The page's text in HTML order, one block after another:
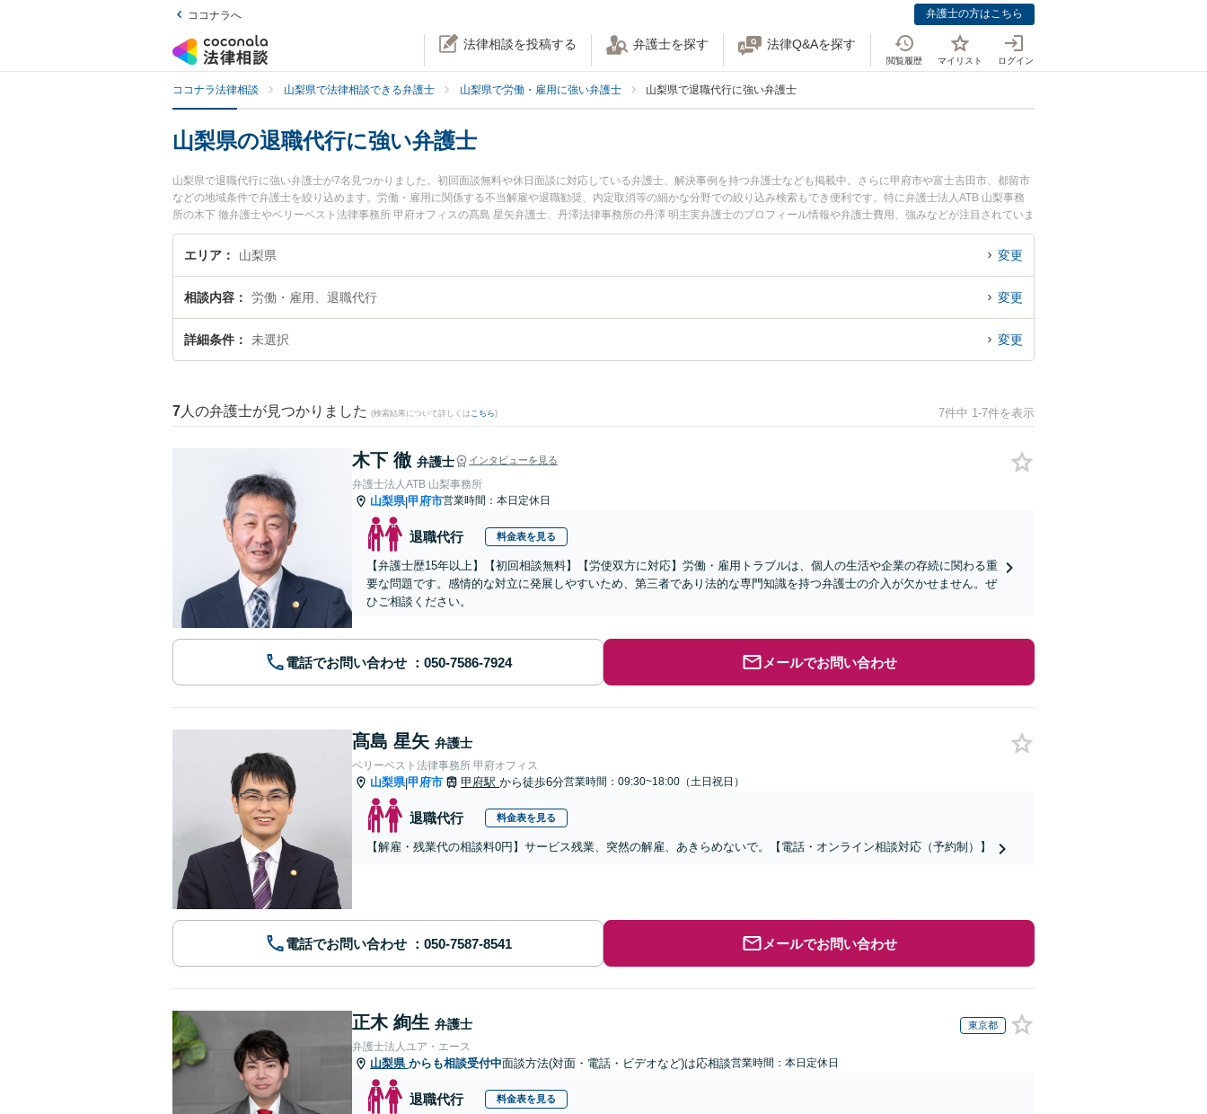
ココナラへ 弁護士の方はこちら
法律相談を投稿する 弁護士を探す 法律Q&Aを探す
閲覧履歴 マイリスト ログイン
ココナラ法律相談 山梨県で法律相談できる弁護士 山梨県で労働・雇用に強い弁護士 山梨県で退職代行に強い弁護士
山梨県の退職代行に強い弁護士
山梨県で退職代行に強い弁護士が7名見つかりました。初回面談無料や休日面談に対応している弁護士、解決事例を持つ弁護士なども掲載中。さらに甲府市や富士吉田市、都留市
などの地域条件で弁護士を絞り込めます。労働・雇用に関係する不当解雇や退職勧奨、内定取消等の細かな分野での絞り込み検索もでき便利です。特に弁護士法人ATB 山梨事務
所の木下 徹弁護士やベリーベスト法律事務所 甲府オフィスの髙島 星矢弁護士、丹澤法律事務所の丹澤 明主実弁護士のプロフィール情報や弁護士費用、強みなどが注目されていま
す。『山梨県で土日や夜間に発生した退職代行のトラブルを今すぐに弁護士に相談したい』『退職代行のトラブル解決の実績豊富な近くの弁護士を検索したい』『初回相談無料で
退職代行を法律相談できる山梨県内の弁護士に相談予約したい』などでお困りの相談者さんにおすすめです。
エリア 山梨県 変更
相談内容 労働・雇用、退職代行 変更
詳細条件 未選択 変更
7 人の弁護士が見つかりました (検索結果について詳しくは こちら) 7件中 1-7件を表示
木下 徹 弁護士 インタビューを見る
弁護士法人ATB 山梨事務所
山梨県|甲府市営業時間：本日定休日
退職代行 料金表を見る
【弁護士歴15年以上】【初回相談無料】【労使双方に対応】労働・雇用トラブルは、個人の生活や企業の存続に関わる重
要な問題です。感情的な対立に発展しやすいため、第三者であり法的な専門知識を持つ弁護士の介入が欠かせません。ぜ
ひご相談ください。
電話でお問い合わせ メールでお問い合わせ
髙島 星矢 弁護士
ベリーベスト法律事務所 甲府オフィス
山梨県|甲府市 甲府駅 から徒歩6分営業時間：09:30~18:00（土日祝日）
退職代行 料金表を見る
【解雇・残業代の相談料0円】サービス残業、突然の解雇、あきらめないで。【電話・オンライン相談対応（予約制）】
電話でお問い合わせ メールでお問い合わせ
正木 絢生 弁護士 東京都
弁護士法人ユア・エース
山梨県 からも相談受付中面談方法(対面・電話・ビデオなど)は応相談営業時間：本日定休日
退職代行 料金表を見る